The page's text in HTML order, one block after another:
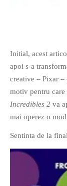
Initial, acest
apoi s-a
creative – Pixar –
motiv pentru
Incredibles 2 va
mai operez o
Sentinta de la